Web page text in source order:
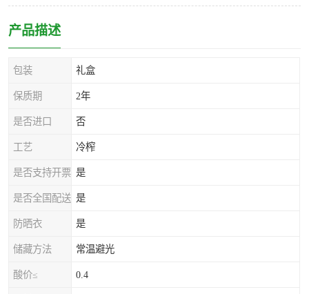
产品描述
包装 礼盒
保质期 2年
是否进口 否
工艺 冷榨
是否支持开票 是
是否全国配送 是
防晒衣 是
储藏方法 常温避光
酸价≤ 0.4